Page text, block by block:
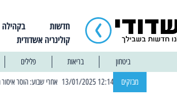
חדשות בקהילה
קולינריה אשדודית
ביטחון בריאות פלילים
מבזקים